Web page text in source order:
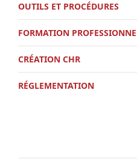
OUTILS ET PROCÉDURES
FORMATION
CRÉATION CHR
RÉGLEMENTATION